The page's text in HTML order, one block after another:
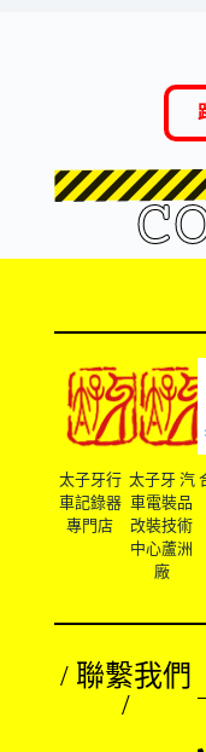
太子牙行
車記錄器
專門店
太子牙 汽
車電裝品
改裝技術
中心蘆洲
廠
/ 聯繫我們
/